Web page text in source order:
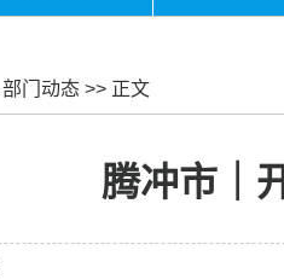
部门动态 >> 正文
腾冲市｜